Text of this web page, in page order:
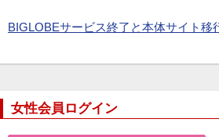
BIGLOBEサービス終了と本体サイト移
女性会員ログイン